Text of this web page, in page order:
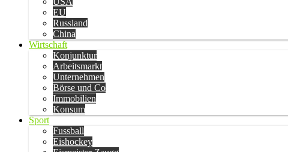
EU
Russland
China
Wirtschaft
Konjunktur
Arbeitsmarkt
Unternehmen
Börse und Co
Immobilien
Konsum
Sport
Fussball
Eishockey